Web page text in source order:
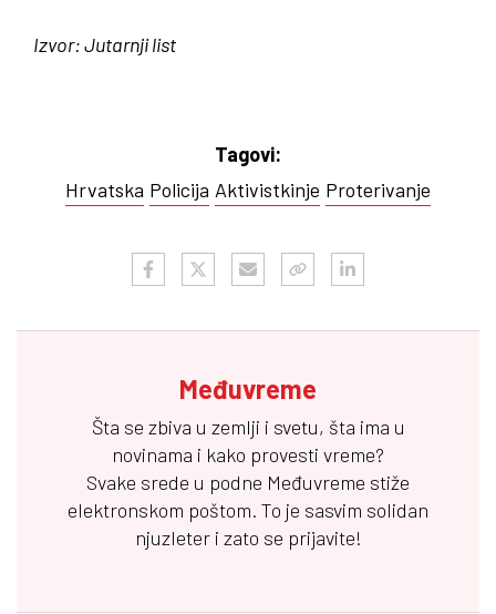
Izvor: Jutarnji list
Tagovi:
Hrvatska Policija Aktivistkinje Proterivanje
Međuvreme
Šta se zbiva u zemlji i svetu, šta ima u
novinama i kako provesti vreme?
Svake srede u podne Međuvreme stiže
elektronskom poštom. To je sasvim solidan
njuzleter i zato se prijavite!